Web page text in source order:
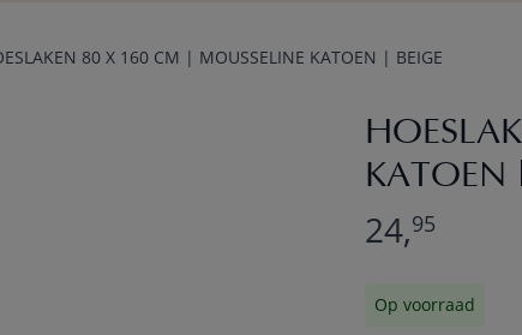
80 X 160 CM | MOUSSELINE KATOEN | BEIGE
KATOEN
24,95
Op voorraad